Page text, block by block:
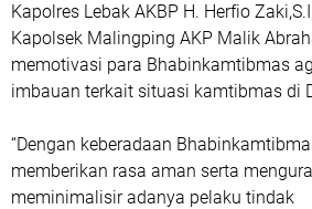
Kapolres Lebak AKBP H. Herfio
Kapolsek Malingping AKP Malik
memotivasi para Bhabinkamtibmas
imbauan terkait situasi kamtibmas di
“Dengan keberadaan
memberikan rasa aman serta
meminimalisir adanya pelaku tindak